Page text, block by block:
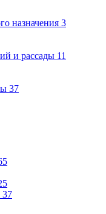
назначения 3
и рассады 11
37
37